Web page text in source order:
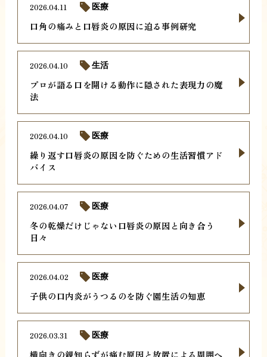
口角の痛みと口唇炎の原因に迫る事例研究
2026.04.11 医療
プロが語る口を開ける動作に隠された表現力の魔
法
2026.04.10 生活
繰り返す口唇炎の原因を防ぐための生活習慣アド
バイス
2026.04.10 医療
冬の乾燥だけじゃない口唇炎の原因と向き合う
日々
2026.04.07 医療
子供の口内炎がうつるのを防ぐ園生活の知恵
2026.04.02 医療
横向きの親知らずが痛む原因と放置による周囲へ
2026.03.31 医療